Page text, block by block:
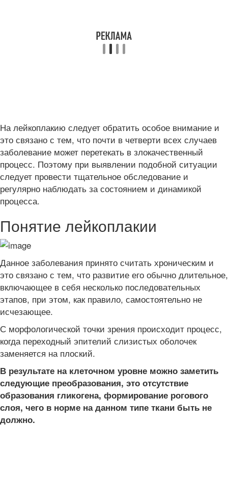
На лейкоплакию следует обратить особое внимание и
это связано с тем, что почти в четверти всех случаев
заболевание может перетекать в злокачественный
процесс. Поэтому при выявлении подобной ситуации
следует провести тщательное обследование и
регулярно наблюдать за состоянием и динамикой
процесса.
Понятие лейкоплакии
Данное заболевания принято считать хроническим и
это связано с тем, что развитие его обычно длительное,
включающее в себя несколько последовательных
этапов, при этом, как правило, самостоятельно не
исчезающее.
С морфологической точки зрения происходит процесс,
когда переходный эпителий слизистых оболочек
заменяется на плоский.
В результате на клеточном уровне можно заметить
следующие преобразования, это отсутствие
образования гликогена, формирование рогового
слоя, чего в норме на данном типе ткани быть не
должно.